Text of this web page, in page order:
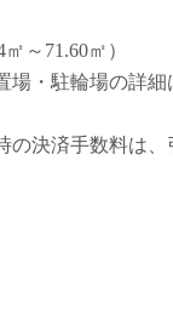
～71.60㎡）
・駐輪場の詳細
の決済手数料は、